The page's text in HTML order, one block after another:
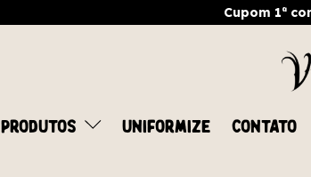
Cupom 1ª
PRODUTOS UNIFORMIZE CONTATO